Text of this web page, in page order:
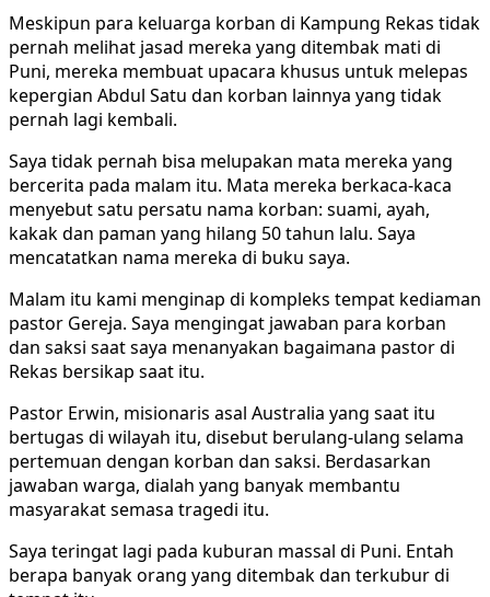
Meskipun para keluarga korban di Kampung Rekas tidak
pernah melihat jasad mereka yang ditembak mati di
Puni, mereka membuat upacara khusus untuk melepas
kepergian Abdul Satu dan korban lainnya yang tidak
pernah lagi kembali.
Saya tidak pernah bisa melupakan mata mereka yang
bercerita pada malam itu. Mata mereka berkaca-kaca
menyebut satu persatu nama korban: suami, ayah,
kakak dan paman yang hilang 50 tahun lalu. Saya
mencatatkan nama mereka di buku saya.
Malam itu kami menginap di kompleks tempat kediaman
pastor Gereja. Saya mengingat jawaban para korban
dan saksi saat saya menanyakan bagaimana pastor di
Rekas bersikap saat itu.
Pastor Erwin, misionaris asal Australia yang saat itu
bertugas di wilayah itu, disebut berulang-ulang selama
pertemuan dengan korban dan saksi. Berdasarkan
jawaban warga, dialah yang banyak membantu
masyarakat semasa tragedi itu.
Saya teringat lagi pada kuburan massal di Puni. Entah
berapa banyak orang yang ditembak dan terkubur di